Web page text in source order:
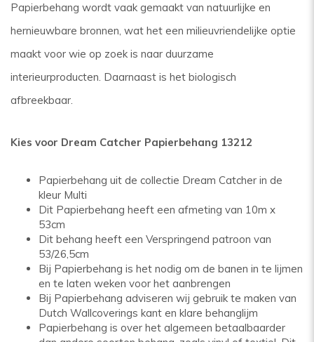
Papierbehang wordt vaak gemaakt van natuurlijke en
hernieuwbare bronnen, wat het een milieuvriendelijke optie
maakt voor wie op zoek is naar duurzame
interieurproducten. Daarnaast is het biologisch
afbreekbaar.
Kies voor Dream Catcher Papierbehang 13212
Papierbehang uit de collectie Dream Catcher in de
kleur Multi
Dit Papierbehang heeft een afmeting van 10m x
53cm
Dit behang heeft een Verspringend patroon van
53/26,5cm
Bij Papierbehang is het nodig om de banen in te lijmen
en te laten weken voor het aanbrengen
Bij Papierbehang adviseren wij gebruik te maken van
Dutch Wallcoverings kant en klare behanglijm
Papierbehang is over het algemeen betaalbaarder